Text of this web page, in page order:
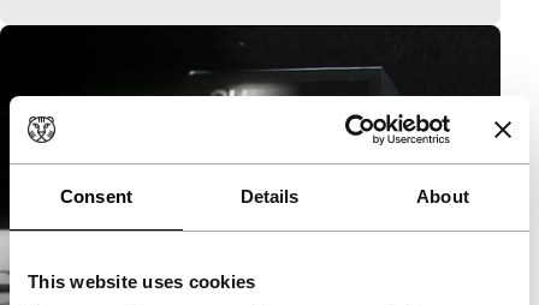
Consent Details About
This website uses cookies